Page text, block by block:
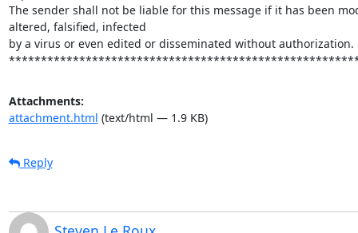
The sender shall not be liable for this message if it has been
altered, falsified, infected
by a virus or even edited or disseminated without authorization.
Attachments:
attachment.html (text/html — 1.9 KB)
Reply